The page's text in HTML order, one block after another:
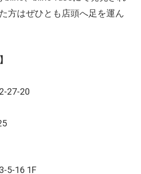
方はぜひとも店頭へ足を運ん
27-20
5-16 1F